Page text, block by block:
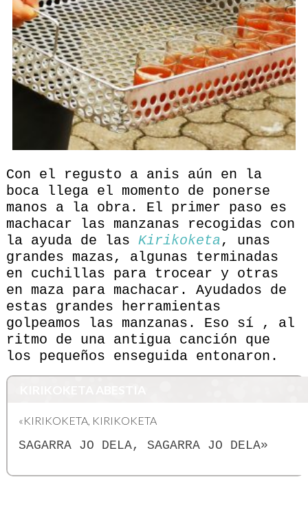
Con el regusto a anis aún en la
boca llega el momento de ponerse
manos a la obra. El primer paso es
machacar las manzanas recogidas con
la ayuda de las Kirikoketa, unas
grandes mazas, algunas terminadas
en cuchillas para trocear y otras
en maza para machacar. Ayudados de
estas grandes herramientas
golpeamos las manzanas. Eso sí , al
ritmo de una antigua canción que
los pequeños enseguida entonaron.
«KIRIKOKETA, KIRIKOKETA
SAGARRA JO DELA, SAGARRA JO DELA»